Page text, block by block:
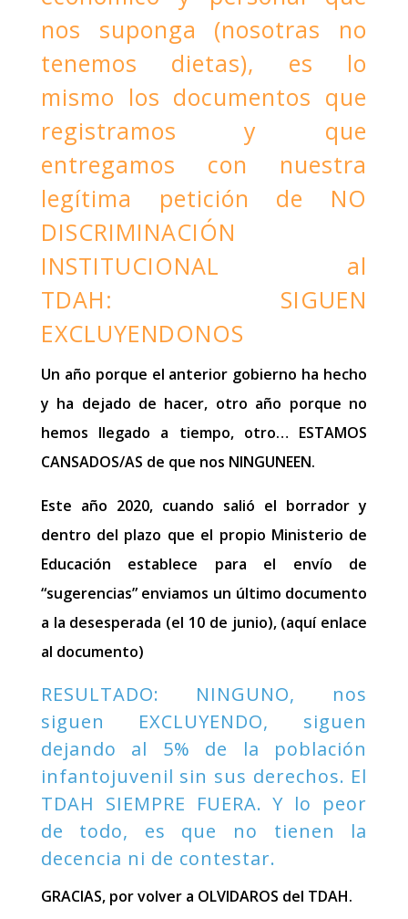
nos suponga (nosotras no
tenemos dietas), es lo
mismo los documentos que
registramos y que
entregamos con nuestra
legítima petición de NO
DISCRIMINACIÓN
INSTITUCIONAL al
TDAH: SIGUEN
EXCLUYENDONOS
Un año porque el anterior gobierno ha hecho
y ha dejado de hacer, otro año porque no
hemos llegado a tiempo, otro… ESTAMOS
CANSADOS/AS de que nos NINGUNEEN.
Este año 2020, cuando salió el borrador y
dentro del plazo que el propio Ministerio de
Educación establece para el envío de
“sugerencias” enviamos un último documento
a la desesperada (el 10 de junio), (aquí enlace
al documento)
RESULTADO: NINGUNO, nos
siguen EXCLUYENDO, siguen
dejando al 5% de la población
infantojuvenil sin sus derechos. El
TDAH SIEMPRE FUERA. Y lo peor
de todo, es que no tienen la
decencia ni de contestar.
GRACIAS, por volver a OLVIDAROS del TDAH.